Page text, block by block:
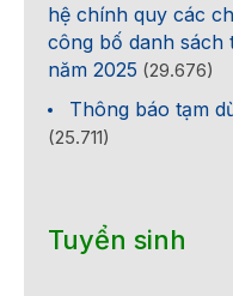
hệ chính quy các
công bố danh sách
năm 2025 (29.676)
Thông báo tạm
(25.711)
Tuyển sinh